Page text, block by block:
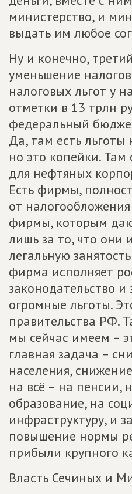
министерство, и
выдать им любое
Ну и конечно,
уменьшение
налоговых льгот у
отметки в 13 трлн
федеральный
Да, там есть
но это копейки.
для нефтяных
Есть фирмы,
от
фирмы, которым
лишь за то, что они
легальную
фирма исполняет
законодательство и
огромные льготы.
правительства РФ.
мы сейчас имеем –
главная задача –
населения,
на всё – на пенсии,
образование, на
инфраструктуру, и
повышение нормы
прибыли крупного
Власть Сечиных и